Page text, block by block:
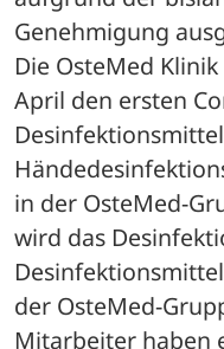
Genehmigung
Die OsteMed
April den ersten
in der OsteMed-
wird das
der OsteMed-
Mitarbeiter haben